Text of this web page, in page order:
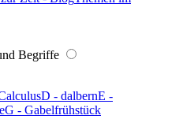
Begriffe
D - dalbernE -
G - Gabelfrühstück